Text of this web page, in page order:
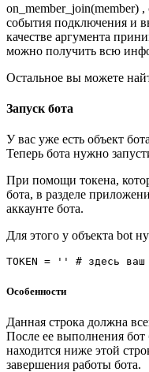
on_member_join(member)
события подключения и
качестве аргумента
можно получить всю
Остальное вы можете
Запуск бота
У вас уже есть объект
Теперь бота нужно
При помощи токена,
бота, в разделе
аккаунте бота.
Для этого у объекта bot
TOKEN = '' # здесь ваш
Особенности
Данная строка должна
После ее выполнения бот
находится ниже этой
завершения работы бота.